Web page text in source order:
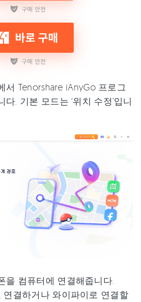
서 Tenorshare iAnyGo 프로그
다. 기본 모드는 ‘위치 수정’입니
을 컴퓨터에 연결해줍니다.
연결하거나 와이파이로 연결할